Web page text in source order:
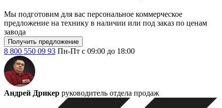
Мы подготовим для вас персональное коммерческое
предложение на технику в наличии или под заказ по ценам
завода
Получить предложение
8 800 550 09 93 Пн-Пт с 09:00 до 18:00
Андрей Дрикер руководитель отдела продаж